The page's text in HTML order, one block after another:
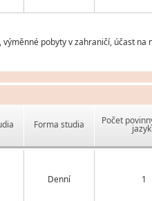
pobyty v zahraničí, účast
Forma studia Počet
Denní 1